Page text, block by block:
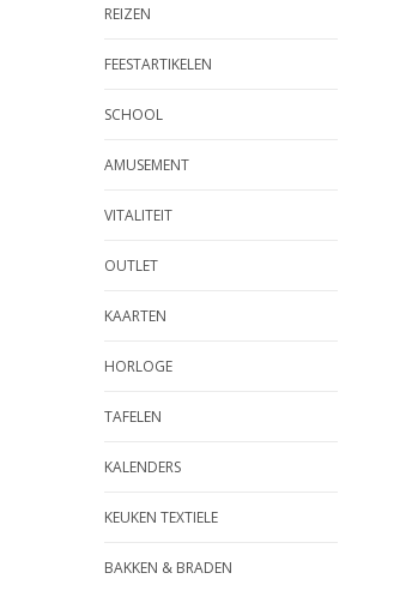
REIZEN
FEESTARTIKELEN
SCHOOL
AMUSEMENT
VITALITEIT
OUTLET
KAARTEN
HORLOGE
TAFELEN
KALENDERS
KEUKEN TEXTIELE
BAKKEN & BRADEN